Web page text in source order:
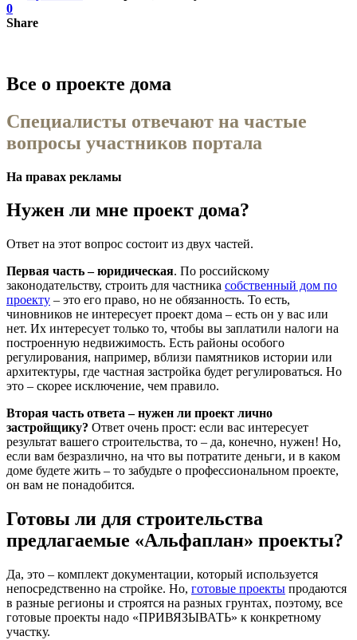
0
Share
Все о проекте дома
Специалисты отвечают на частые
вопросы участников портала
На правах рекламы
Нужен ли мне проект дома?
Ответ на этот вопрос состоит из двух частей.
Первая часть – юридическая. По российскому
законодательству, строить для частника собственный дом по
проекту – это его право, но не обязанность. То есть,
чиновников не интересует проект дома – есть он у вас или
нет. Их интересует только то, чтобы вы заплатили налоги на
построенную недвижимость. Есть районы особого
регулирования, например, вблизи памятников истории или
архитектуры, где частная застройка будет регулироваться. Но
это – скорее исключение, чем правило.
Вторая часть ответа – нужен ли проект лично
застройщику? Ответ очень прост: если вас интересует
результат вашего строительства, то – да, конечно, нужен! Но,
если вам безразлично, на что вы потратите деньги, и в каком
доме будете жить – то забудьте о профессиональном проекте,
он вам не понадобится.
Готовы ли для строительства
предлагаемые «Альфаплан» проекты?
Да, это – комплект документации, который используется
непосредственно на стройке. Но, готовые проекты продаются
в разные регионы и строятся на разных грунтах, поэтому, все
готовые проекты надо «ПРИВЯЗЫВАТЬ» к конкретному
участку.